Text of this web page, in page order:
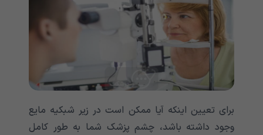
برای تعیین اینکه آیا ممکن است در زیر شبکیه مایع
وجود داشته باشد، چشم پزشک شما به طور کامل